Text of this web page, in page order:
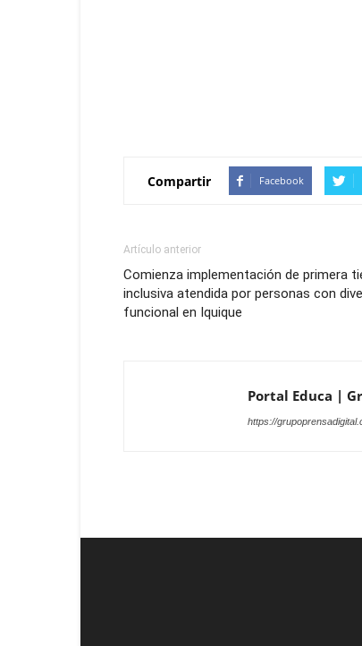
Compartir Facebook
Artículo anterior
Comienza implementación de primera
inclusiva atendida por personas con
funcional en Iquique
Portal Educa |
https://